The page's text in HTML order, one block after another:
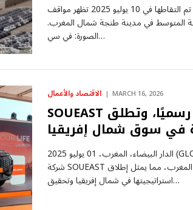
صورة جوية بطائرة بدون طيار تم التقاطها في 10 يوليو 2025 تظهر مواقف
المتوسط ​​في مدينة طنجة شمال المغرب.
الصورة: في سي…
الاقتصاد والأعمال MARCH 16, 2026
SOUEAST تدخل المغرب رسميًا، وتطلق
في سوق شمال إفريقيا
الدار البيضاء، المغرب، 01 يوليو 2025 (GLOBE NEWSWIRE) – أعلنت
شركة SOUEAST عن دخولها رسميًا إلى سوق المغرب، مما يمثل إطلاق
استراتيجيتها في شمال إفريقيا وتحقيق…